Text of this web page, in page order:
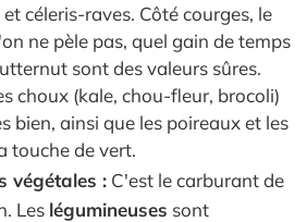
céleris-raves. Côté courges, le
ne pèle pas, quel gain de temps
sont des valeurs sûres.
choux (kale, chou-fleur, brocoli)
bien, ainsi que les poireaux et les
touche de vert.
végétales : C'est le carburant de
Les légumineuses sont